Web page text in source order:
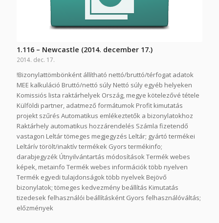
1.116 – Newcastle (2014. december 17.)
2014. dec. 17.
!Bizonylattömbönként állítható nettó/bruttó/térfogat adatok
MEE kalkuláció Bruttó/nettó súly Nettó súly egyéb helyeken
Komissiós lista raktárhelyek Ország, megye kötelezővé tétele
Külföldi partner, adatmező formátumok Profit kimutatás
projekt szűrés Automatikus emlékeztetők a bizonylatokhoz
Raktárhely automatikus hozzárendelés Számla fizetendő
vastagon Leltár tömeges megjegyzés Leltár; gyártó termékei
Leltárív törölt/inaktív termékek Gyors termékinfo;
darabjegyzék Útnyilvántartás módosítások Termék webes
képek, metainfo Termék webes információk több nyelven
Termék egyedi tulajdonságok több nyelvek Bejövő
bizonylatok; tömeges kedvezmény beállítás Kimutatás
tizedesek felhasználói beállításként Gyors felhasználóváltás;
előzmények